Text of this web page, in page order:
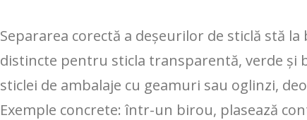
Separarea corectă a deșeurilor de sticlă stă
distincte pentru sticla transparentă, verde și
sticlei de ambalaje cu geamuri sau oglinzi,
Exemple concrete: într-un birou, plasează